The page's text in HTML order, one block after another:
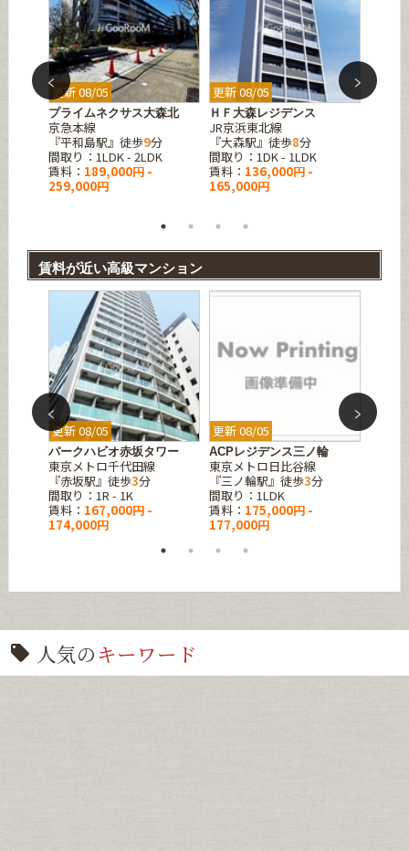
更新 08/05
プライムネクサス大森北
京急本線
『平和島駅』徒歩9分
間取り：1LDK - 2LDK
賃料： 189,000円 -
259,000円
更新 08/05
ＨＦ大森レジデンス
JR京浜東北線
『大森駅』徒歩8分
間取り：1DK - 1LDK
賃料： 136,000円 -
165,000円
更新
賃料が近い高級マンション
更新 08/05
パークハビオ赤坂タワー
東京メトロ千代田線
『赤坂駅』徒歩3分
間取り：1R - 1K
賃料： 167,000円 -
174,000円
更新 08/05
ACPレジデンス三ノ輪
東京メトロ日比谷線
『三ノ輪駅』徒歩3分
間取り：1LDK
賃料： 175,000円 -
177,000円
人気のキーワード